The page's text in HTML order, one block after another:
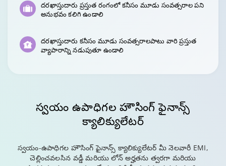
దరఖాస్తుదారు ప్రస్తుత రంగంలో కనీసం మూడు సంవత్సరాల పని
అనుభవం కలిగి ఉండాలి
దరఖాస్తుదారు కనీసం మూడు సంవత్సరాలపాటు వారి ప్రస్తుత
వ్యాపారాన్ని నడుపుతూ ఉండాలి
స్వయం ఉపాధిగల హౌసింగ్ఫైనాన్స్
క్యాలిక్యులేటర్
స్వయం-ఉపాధిగల హౌసింగ్ ఫైనాన్స్ క్యాలిక్యులేటర్ మీ నెలవారీ EMI,
చెల్లించవలసిన వడ్డీ మరియు లోన్ అర్హతను త్వరగా మరియు